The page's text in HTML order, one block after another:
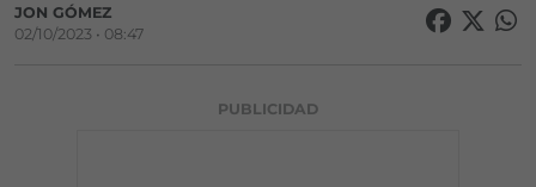
JON GÓMEZ
02/10/2023 • 08:47
PUBLICIDAD